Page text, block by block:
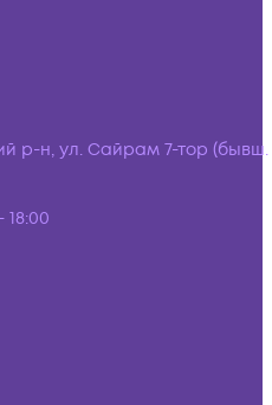
р-н, ул. Сайрам 7-тор (бывш.
18:00